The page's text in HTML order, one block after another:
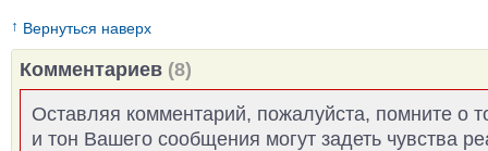
↑ Вернуться наверх
Комментариев (8)
Оставляя комментарий, пожалуйста, помните о
и тон Вашего сообщения могут задеть чувства